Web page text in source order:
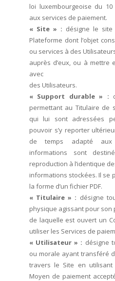
loi luxembourgeoise du
aux services de paiement.
« Site » : désigne le
Plateforme dont l’objet
ou services à des
auprès d’eux, ou à mettre
avec
des Utilisateurs.
« Support durable » :
permettant au Titulaire de
qui lui sont adressées
pouvoir s’y reporter
de temps adapté
informations sont
reproduction à l’identique
informations stockées. Il se
la forme d’un fichier PDF.
« Titulaire » : désigne
physique agissant pour son
de laquelle est ouvert un
utiliser les Services de
« Utilisateur » : désigne
ou morale ayant transféré
travers le Site en
Moyen de paiement